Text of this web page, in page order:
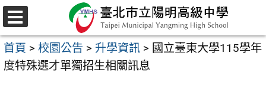
跳
至
主
要
選
單
首頁 > 校園公告 > 升學資訊 > 國立臺東大學115學年
度特殊選才單獨招生相關訊息